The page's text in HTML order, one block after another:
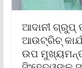
ଆଦାନୀ ଗ୍ରୁପ୍
ଆଉଟ୍‌ରିଚ୍
ଉପ